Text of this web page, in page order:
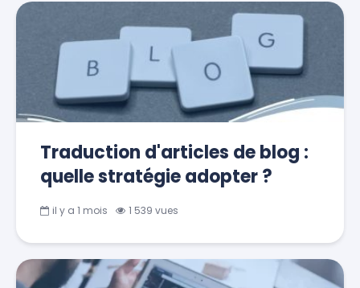
Traduction d'articles de blog :
quelle stratégie adopter ?
il y a 1 mois 1 539 vues